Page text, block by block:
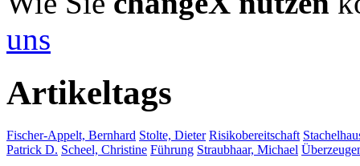
uns
Artikeltags
Fischer-Appelt, Bernhard Stolte, Dieter Risikobereitschaft
Patrick D. Scheel, Christine Führung Straubhaar, Michael